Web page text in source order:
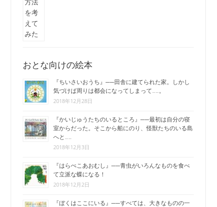
おとな向けの絵本
『ちいさいおうち』──田舎に建てられた家。しかし
気づけば周りは都会になってしまって……。
2018年12月28日
『かいじゅうたちのいるところ』──最初は自分の寝
室からだった。そこから船にのり、怪獣たちのいる島
へと……
2018年12月3日
『はらぺこあおむし』──青虫がいろんなものを食べ
て立派な蝶になる！
2018年12月2日
『ぼくはここにいる』──すべては、大きなものの一